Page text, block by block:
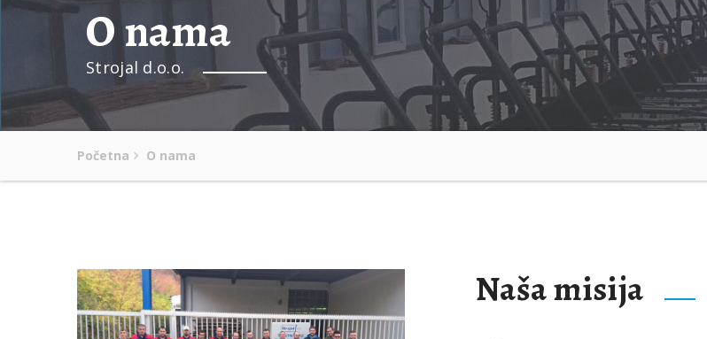
O nama
Strojal d.o.o.
Početna O nama
Naša misija